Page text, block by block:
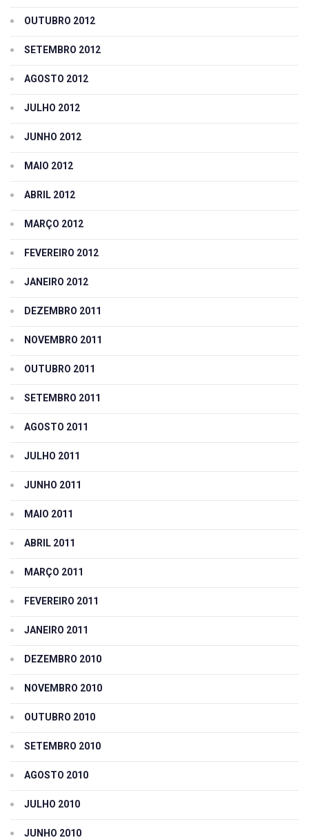
OUTUBRO 2012
SETEMBRO 2012
AGOSTO 2012
JULHO 2012
JUNHO 2012
MAIO 2012
ABRIL 2012
MARÇO 2012
FEVEREIRO 2012
JANEIRO 2012
DEZEMBRO 2011
NOVEMBRO 2011
OUTUBRO 2011
SETEMBRO 2011
AGOSTO 2011
JULHO 2011
JUNHO 2011
MAIO 2011
ABRIL 2011
MARÇO 2011
FEVEREIRO 2011
JANEIRO 2011
DEZEMBRO 2010
NOVEMBRO 2010
OUTUBRO 2010
SETEMBRO 2010
AGOSTO 2010
JULHO 2010
JUNHO 2010